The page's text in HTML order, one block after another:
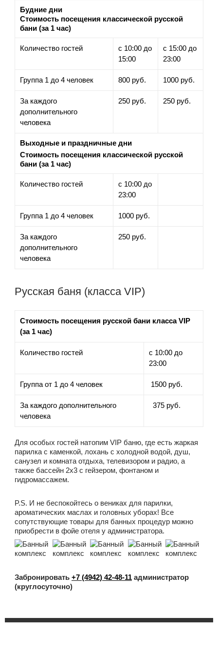
Будние дни
Стоимость посещения классической русской
бани (за 1 час)
Количество гостей
с 10:00 до
15:00
с 15:00 до
23:00
Группа 1 до 4 человек 800 руб. 1000 руб.
За каждого
дополнительного
человека
250 руб. 250 руб.
Выходные и праздничные дни
Стоимость посещения классической русской
бани (за 1 час)
Количество гостей
с 10:00 до
23:00
Группа 1 до 4 человек 1000 руб.
За каждого
дополнительного
человека
250 руб.
Русская баня (класса VIP)
Стоимость посещения русской бани класса VIP
(за 1 час)
Количество гостей
с 10:00 до
23:00
Группа от 1 до 4 человек 1500 руб.
За каждого дополнительного
человека
375 руб.
Для особых гостей натопим VIP баню, где есть жаркая
парилка с каменкой, лохань с холодной водой, душ,
санузел и комната отдыха, телевизором и радио, а
также бассейн 2x3 с гейзером, фонтаном и
гидромассажем.
P.S. И не беспокойтесь о вениках для парилки,
ароматических маслах и головных уборах! Все
сопутствующие товары для банных процедур можно
приобрести в фойе отеля у администратора.
Забронировать +7 (4942) 42-48-11 администратор
(круглосуточно)